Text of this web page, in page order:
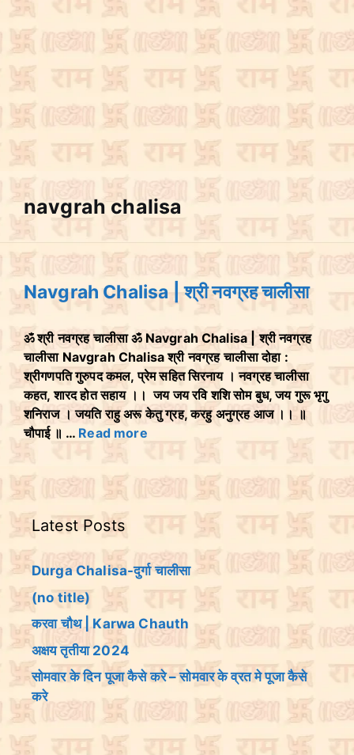
navgrah chalisa
Navgrah Chalisa | श्री नवग्रह चालीसा
ॐ श्री नवग्रह चालीसा ॐ Navgrah Chalisa | श्री नवग्रह
चालीसा Navgrah Chalisa श्री नवग्रह चालीसा दोहा :
श्रीगणपति गुरुपद कमल, प्रेम सहित सिरनाय । नवग्रह चालीसा
कहत, शारद होत सहाय ।। जय जय रवि शशि सोम बुध, जय गुरू भृगु
शनिराज । जयति राहु अरू केतु ग्रह, करहु अनुग्रह आज ।। ॥
चौपाई ॥ … Read more
Latest Posts
Durga Chalisa-दुर्गा चालीसा
(no title)
करवा चौथ | Karwa Chauth
अक्षय तृतीया 2024
सोमवार के दिन पूजा कैसे करे – सोमवार के व्रत मे पूजा कैसे
करे